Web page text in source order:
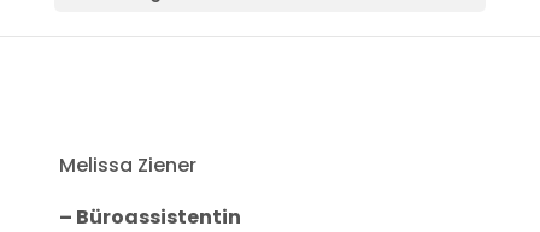
Melissa Ziener
– Büroassistentin